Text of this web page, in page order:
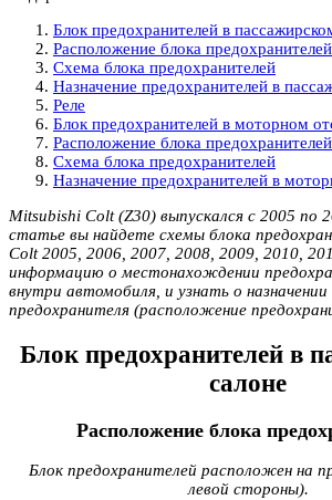
Блок предохранителей в
Расположение блока предохранителей
Схема блока предохранителей
Назначение предохранителей в
Реле
Блок предохранителей в моторном
Расположение блока предохранителей
Схема блока предохранителей
Назначение предохранителей в
Mitsubishi Colt (Z30) выпускался с 2005 по
статье вы найдете схемы блока
Colt 2005, 2006, 2007, 2008, 2009, 2010,
информацию о местонахождении
внутри автомобиля, и узнать о
предохранителя (расположение
Блок предохранителей в
салоне
Расположение блока
Блок предохранителей расположен на
левой стороны).